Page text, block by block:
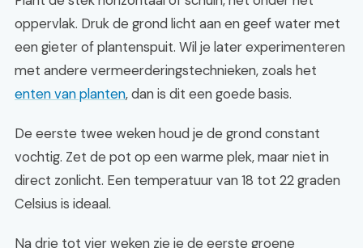
oppervlak. Druk de grond licht aan en geef water met
een gieter of plantenspuit. Wil je later experimenteren
met andere vermeerderingstechnieken, zoals het
enten van planten, dan is dit een goede basis.
De eerste twee weken houd je de grond constant
vochtig. Zet de pot op een warme plek, maar niet in
direct zonlicht. Een temperatuur van 18 tot 22 graden
Celsius is ideaal.
Na drie tot vier weken zie je de eerste groene